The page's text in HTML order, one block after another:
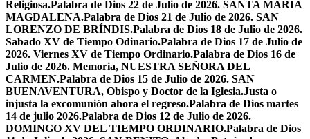
Religiosa.Palabra de Dios 22 de Julio de 2026. SANTA MARÍA
MAGDALENA.Palabra de Dios 21 de Julio de 2026. SAN
LORENZO DE BRÍNDIS.Palabra de Dios 18 de Julio de 2026.
Sabado XV de Tiempo Odinario.Palabra de Dios 17 de Julio de
2026. Viernes XV de Tiempo Ordinario.Palabra de Dios 16 de
Julio de 2026. Memoria, NUESTRA SEÑORA DEL
CARMEN.Palabra de Dios 15 de Julio de 2026. SAN
BUENAVENTURA, Obispo y Doctor de la Iglesia.Justa o
injusta la excomunión ahora el regreso.Palabra de Dios martes
14 de julio 2026.Palabra de Dios 12 de Julio de 2026.
DOMINGO XV DEL TIEMPO ORDINARIO.Palabra de Dios